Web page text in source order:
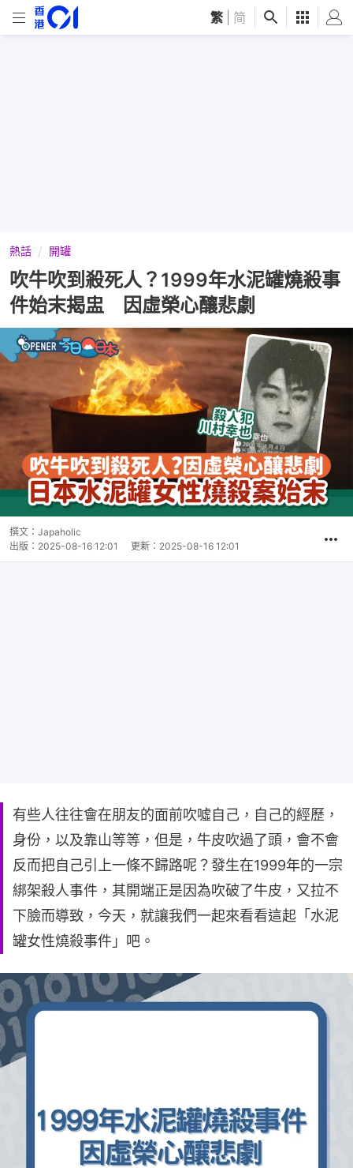
繁 简
熱話 開罐
吹牛吹到殺死人？1999年水泥罐燒殺事
件始末揭盅 因虛榮心釀悲劇
撰文： Japaholic
出版： 2025-08-16 12:01 更新： 2025-08-16 12:01
有些人往往會在朋友的面前吹噓自己，自己的經歷，
身份，以及靠山等等，但是，牛皮吹過了頭，會不會
反而把自己引上一條不歸路呢？發生在1999年的一宗
綁架殺人事件，其開端正是因為吹破了牛皮，又拉不
下臉而導致，今天，就讓我們一起來看看這起「水泥
罐女性燒殺事件」吧。